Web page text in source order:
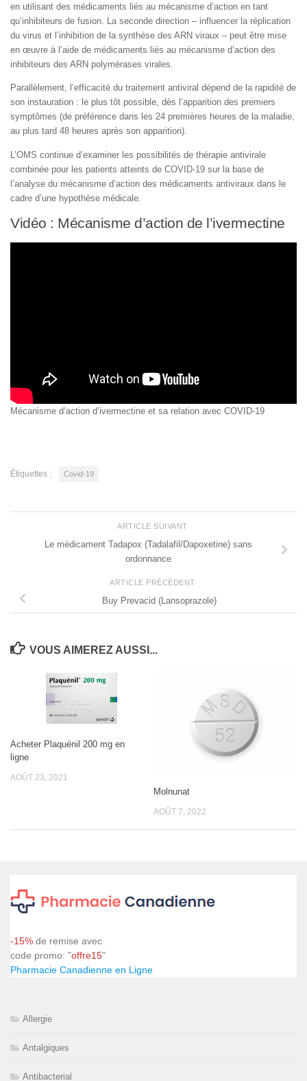
en utilisant des médicaments liés au mécanisme d’action en tant
qu’inhibiteurs de fusion. La seconde direction – influencer la réplication
du virus et l’inhibition de la synthèse des ARN viraux – peut être mise
en œuvre à l’aide de médicaments liés au mécanisme d’action des
inhibiteurs des ARN polymérases virales.
Parallèlement, l’efficacité du traitement antiviral dépend de la rapidité de
son instauration : le plus tôt possible, dès l’apparition des premiers
symptômes (de préférence dans les 24 premières heures de la maladie,
au plus tard 48 heures après son apparition).
L’OMS continue d’examiner les possibilités de thérapie antivirale
combinée pour les patients atteints de COVID-19 sur la base de
l’analyse du mécanisme d’action des médicaments antiviraux dans le
cadre d’une hypothèse médicale.
Vidéo : Mécanisme d’action de l’ivermectine
Mécanisme d’action d’ivermectine et sa relation avec COVID-19
Étiquettes : Covid-19
ARTICLE SUIVANT
Le médicament Tadapox (Tadalafil/Dapoxetine) sans
ordonnance
ARTICLE PRÉCÉDENT
Buy Prevacid (Lansoprazole)
VOUS AIMEREZ AUSSI...
Acheter Plaquénil 200 mg en
ligne
AOÛT 23, 2021
Molnunat
AOÛT 7, 2022
-15% de remise avec
code promo: "offre15"
Pharmacie Canadienne en Ligne
Allergie
Antalgiques
Antibacterial